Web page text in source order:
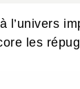
les